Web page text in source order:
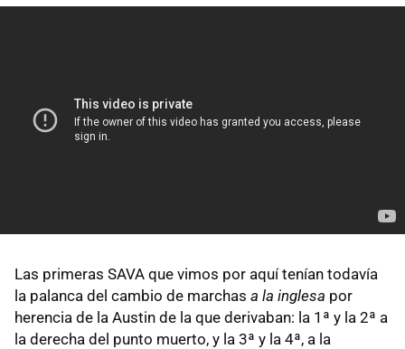
Las primeras SAVA que vimos por aquí tenían todavía
la palanca del cambio de marchas a la inglesa por
herencia de la Austin de la que derivaban: la 1ª y la 2ª a
la derecha del punto muerto, y la 3ª y la 4ª, a la